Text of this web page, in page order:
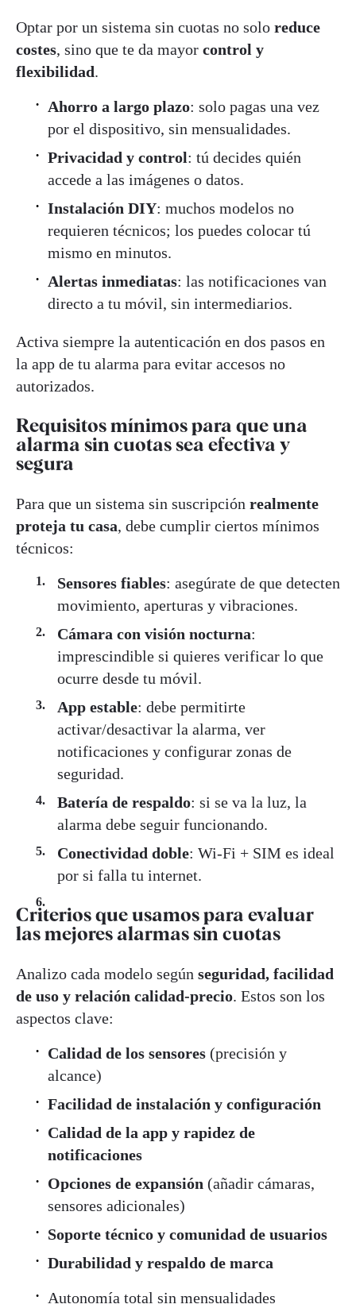
Optar por un sistema sin cuotas no solo reduce
costes, sino que te da mayor control y
flexibilidad.
Ahorro a largo plazo: solo pagas una vez
por el dispositivo, sin mensualidades.
Privacidad y control: tú decides quién
accede a las imágenes o datos.
Instalación DIY: muchos modelos no
requieren técnicos; los puedes colocar tú
mismo en minutos.
Alertas inmediatas: las notificaciones van
directo a tu móvil, sin intermediarios.
Activa siempre la autenticación en dos pasos en
la app de tu alarma para evitar accesos no
autorizados.
Requisitos mínimos para que una
alarma sin cuotas sea efectiva y
segura
Para que un sistema sin suscripción realmente
proteja tu casa, debe cumplir ciertos mínimos
técnicos:
Sensores fiables: asegúrate de que detecten
movimiento, aperturas y vibraciones.
Cámara con visión nocturna:
imprescindible si quieres verificar lo que
ocurre desde tu móvil.
App estable: debe permitirte
activar/desactivar la alarma, ver
notificaciones y configurar zonas de
seguridad.
Batería de respaldo: si se va la luz, la
alarma debe seguir funcionando.
Conectividad doble: Wi-Fi + SIM es ideal
por si falla tu internet.
Criterios que usamos para evaluar
las mejores alarmas sin cuotas
Analizo cada modelo según seguridad, facilidad
de uso y relación calidad-precio. Estos son los
aspectos clave:
Calidad de los sensores (precisión y
alcance)
Facilidad de instalación y configuración
Calidad de la app y rapidez de
notificaciones
Opciones de expansión (añadir cámaras,
sensores adicionales)
Soporte técnico y comunidad de usuarios
Durabilidad y respaldo de marca
Autonomía total sin mensualidades